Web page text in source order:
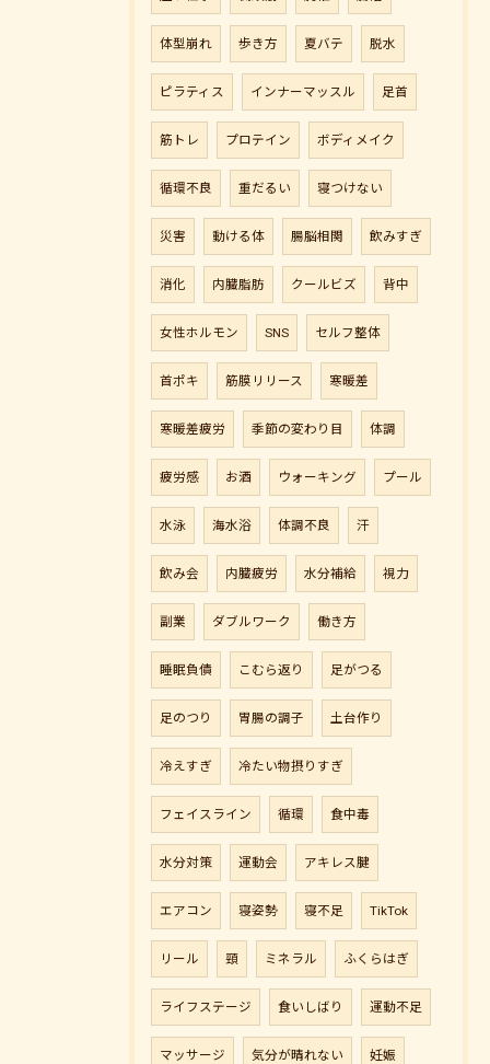
体型崩れ 歩き方 夏バテ 脱水
ピラティス インナーマッスル 足首
筋トレ プロテイン ボディメイク
循環不良 重だるい 寝つけない
災害 動ける体 腸脳相関 飲みすぎ
消化 内臓脂肪 クールビズ 背中
女性ホルモン SNS セルフ整体
首ポキ 筋膜リリース 寒暖差
寒暖差疲労 季節の変わり目 体調
疲労感 お酒 ウォーキング プール
水泳 海水浴 体調不良 汗
飲み会 内臓疲労 水分補給 視力
副業 ダブルワーク 働き方
睡眠負債 こむら返り 足がつる
足のつり 胃腸の調子 土台作り
冷えすぎ 冷たい物摂りすぎ
フェイスライン 循環 食中毒
水分対策 運動会 アキレス腱
エアコン 寝姿勢 寝不足 TikTok
リール 頸 ミネラル ふくらはぎ
ライフステージ 食いしばり 運動不足
マッサージ 気分が晴れない 妊娠